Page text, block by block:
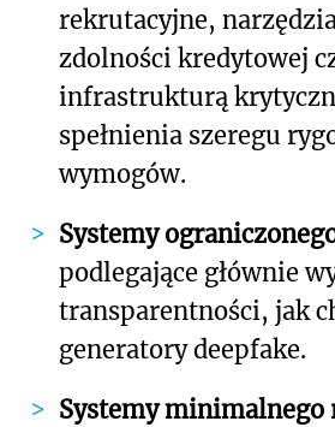
rekrutacyjne,
zdolności kredytowej
infrastrukturą
spełnienia szeregu
wymogów.
Systemy
podlegające głównie
transparentności, jak
generatory deepfake.
Systemy minimalnego